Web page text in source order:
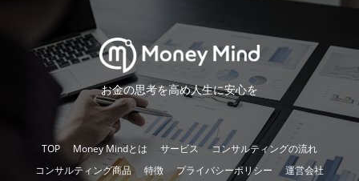
お金の思考を高め人生に安心を
TOP Money Mindとは サービス
コンサルティングの流れ
コンサルティング商品
特徴 プライバシーポリシー 運営会社